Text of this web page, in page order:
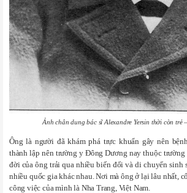
Ảnh chân dung bác sĩ Alexandre Yersin thời còn trẻ
Ông là người đã khám phá trực khuẩn gây nên
thành lập nên trường y Đông Dương nay thuộc
đời của ông trải qua nhiều biến đổi và di chuyển sinh
nhiều quốc gia khác nhau. Nơi mà ông ở lại lâu nhất,
công việc của mình là Nha Trang, Việt Nam.